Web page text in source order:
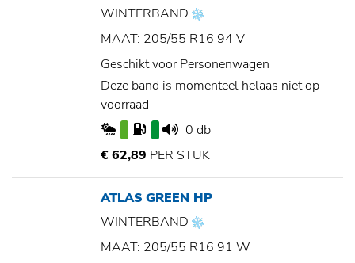
WINTERBAND
MAAT: 205/55 R16 94 V
Geschikt voor Personenwagen
Deze band is momenteel helaas niet op
voorraad
0 db
€ 62,89 PER STUK
ATLAS GREEN HP
WINTERBAND
MAAT: 205/55 R16 91 W